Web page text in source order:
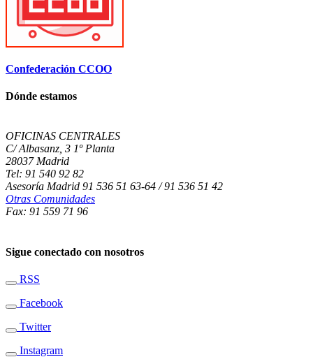
Confederación CCOO
Dónde estamos
OFICINAS CENTRALES
C/ Albasanz, 3 1º Planta
28037 Madrid
Tel: 91 540 92 82
Asesoría Madrid 91 536 51 63-64 / 91 536 51 42
Otras Comunidades
Fax: 91 559 71 96
Sigue conectado con nosotros
RSS
Facebook
Twitter
Instagram